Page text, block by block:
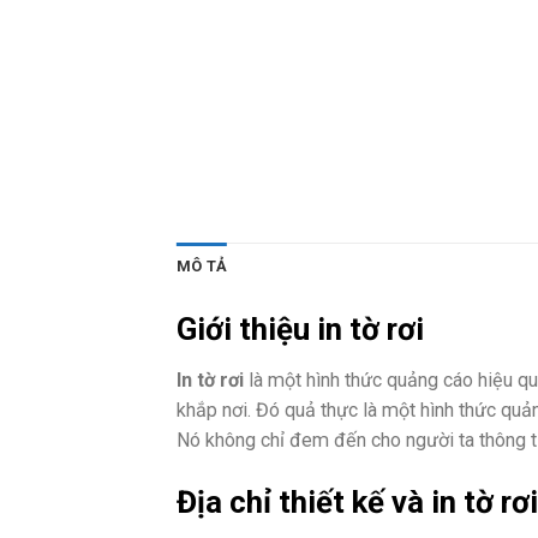
MÔ TẢ
Giới thiệu in tờ rơi
In tờ rơi là một hình thức quảng cáo hiệu
khắp nơi. Đó quả thực là một hình thức
Nó không chỉ đem đến cho người ta thông
Địa chỉ thiết kế và in tờ rơi